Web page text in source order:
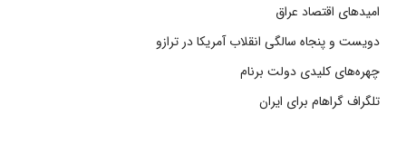
امیدهای اقتصاد عراق
دویست و پنجاه سالگی انقلاب آمریکا در ترازو
چهره‌های کلیدی دولت برنام
تلگراف گراهام برای ایران